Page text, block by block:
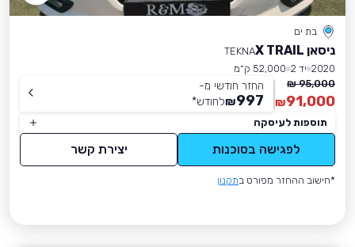
בת ים
ניסאן X TRAIL
TEKNA
2020 יד 2
52,000 ק״מ
95,000 ₪
91,000
₪
החזר חודשי מ-
997
₪לחודש*
תוספות לעיסקה
לפגישה בסוכנות יצירת קשר
*חישוב ההחזר מפורט בתקנון